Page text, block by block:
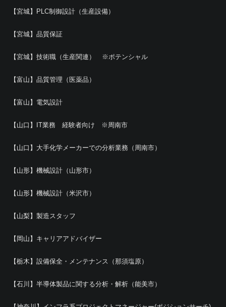
【宮城】PLC制御設計（生産設備）
【宮城】品質保証
【宮城】技術職（生産関連） ※ポテンシャル
【富山】品質管理（医薬品）
【富山】電気設計
【山口】IT業務 経験者向け ※周南市
【山口】大手化学メーカーでの分析業務（周南市）
【山形】機械設計（山形市）
【山形】機械設計（米沢市）
【山梨】製造スタッフ
【岡山】キャリアアドバイザー
【栃木】設備保全・メンテナンス（那須塩原）
【石川】半導体製品に関する分析・解析（能美市）